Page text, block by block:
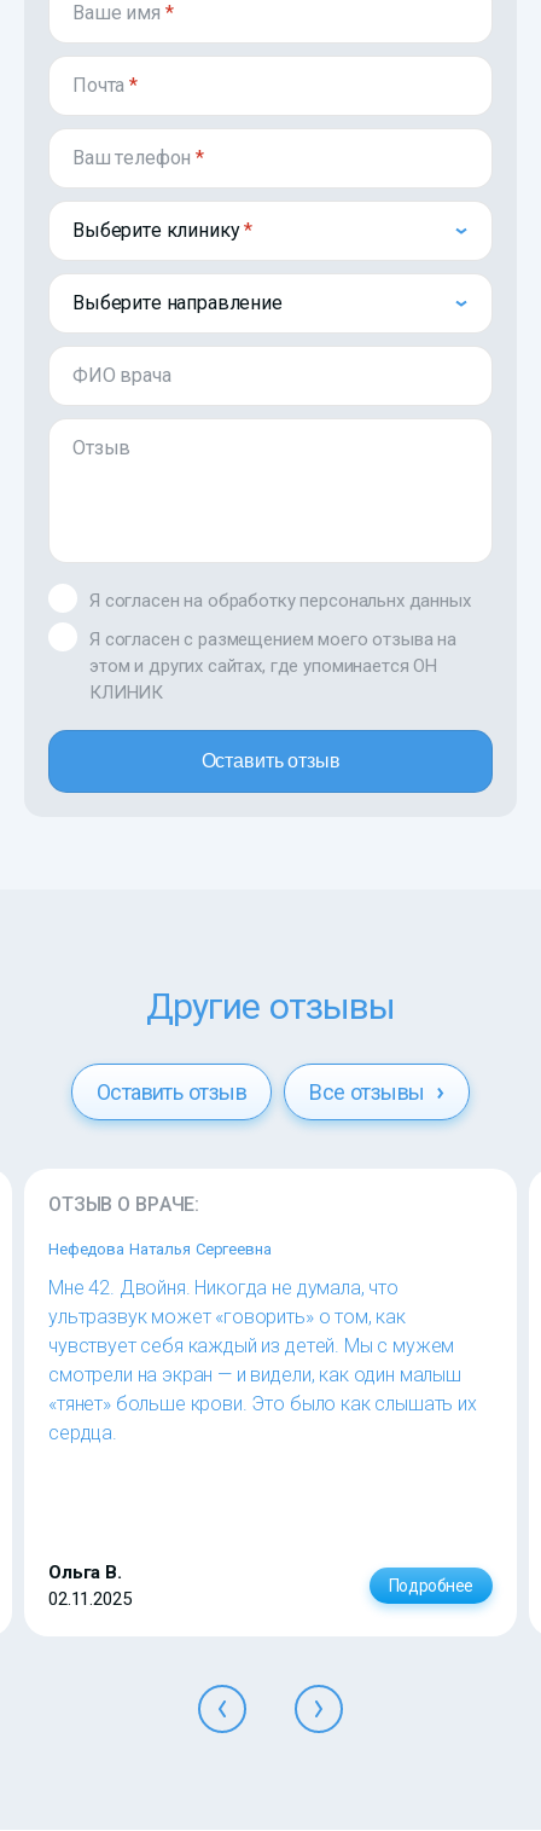
Ваше имя *
Почта*
Ваш телефон*
Выберите клинику
Выберите направление
ФИО врача
Отзыв
Я согласен на обработку персональнх данных
Я согласен с размещением моего отзыва на
этом и других сайтах, где упоминается ОН
КЛИНИК
Оставить отзыв
Другие отзывы
Оставить отзыв Все отзывы
ОТЗЫВ О ВРАЧЕ:
Нефедова Наталья Сергеевна
Мне 42. Двойня. Никогда не думала, что
ультразвук может «говорить» о том, как
чувствует себя каждый из детей. Мы с мужем
смотрели на экран — и видели, как один малыш
«тянет» больше крови. Это было как слышать их
сердца.
Ольга В.
02.11.2025
Подробнее